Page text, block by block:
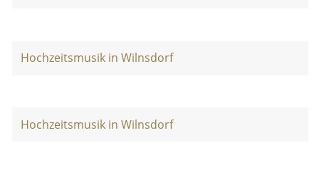
Hochzeitsmusik in Wilnsdorf
Hochzeitsmusik in Wilnsdorf